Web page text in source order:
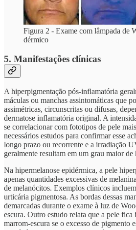
Figura 2 - Exame com lâmpada de
dérmico
5. Manifestações clínicas
A hiperpigmentação pós-inflamatória
máculas ou manchas assintomáticas que
assimétricas, circunscritas ou difusas,
dermatose inflamatória original. A
se correlacionar com fototipos de pele
necessários estudos para confirmar esse
longo prazo ou recorrente e a irradiação
geralmente resultam em um grau maior de
Na hipermelanose epidérmica, a pele
apenas quantidades excessivas de
de melanócitos. Exemplos clínicos
urticária pigmentosa. As bordas dessas
demarcadas durante o exame à luz de
escura. Outro estudo relata que a pele fica
marrom-escura se o excesso de pigmento